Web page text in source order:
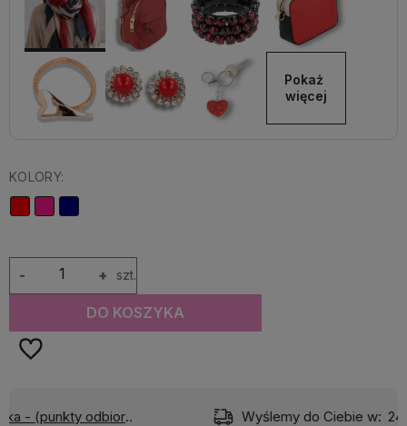
Pokaż
więcej
KOLORY:
+
- szt.
DO KOSZYKA
Wyślemy do Ciebie w: 24 godziny